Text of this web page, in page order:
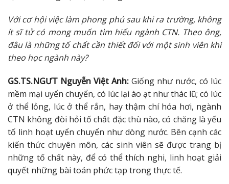
Với cơ hội việc làm phong phú sau khi ra trường, không
ít sĩ tử có mong muốn tìm hiểu ngành CTN. Theo ông,
đâu là những tố chất cần thiết đối với một sinh viên khi
theo học ngành này?
GS.TS.NGƯT Nguyễn Việt Anh: Giống như nước, có lúc
mềm mại uyển chuyển, có lúc lại ào ạt như thác lũ; có lúc
ở thể lỏng, lúc ở thể rắn, hay thậm chí hóa hơi, ngành
CTN không đòi hỏi tố chất đặc thù nào, có chăng là yếu
tố linh hoạt uyển chuyển như dòng nước. Bên cạnh các
kiến thức chuyên môn, các sinh viên sẽ được trang bị
những tố chất này, để có thể thích nghi, linh hoạt giải
quyết những bài toán phức tạp trong thực tế.